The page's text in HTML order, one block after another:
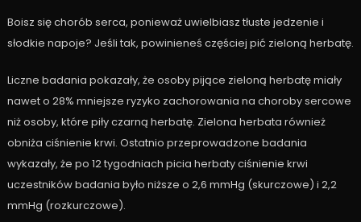
Boisz się chorób serca, ponieważ uwielbiasz tłuste jedzenie i
słodkie napoje? Jeśli tak, powinieneś częściej pić zieloną herbatę.
Liczne badania pokazały, że osoby pijące zieloną herbatę miały
nawet o 28% mniejsze ryzyko zachorowania na choroby sercowe
niż osoby, które piły czarną herbatę. Zielona herbata również
obniża ciśnienie krwi. Ostatnio przeprowadzone badania
wykazały, że po 12 tygodniach picia herbaty ciśnienie krwi
uczestników badania było niższe o 2,6 mmHg (skurczowe) i 2,2
mmHg (rozkurczowe).